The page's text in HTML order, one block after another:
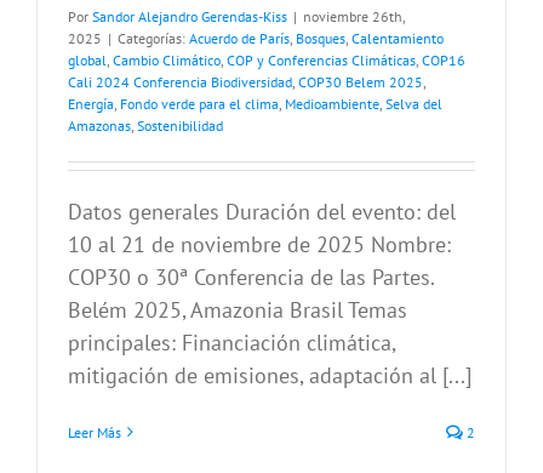
Por Sandor Alejandro Gerendas-Kiss | noviembre 26th,
2025 | Categorías: Acuerdo de París Bosques Calentamiento
global Cambio Climático COP y Conferencias Climáticas COP16
Cali 2024 Conferencia Biodiversidad COP30 Belem 2025
Energía Fondo verde para el clima Medioambiente Selva del
Amazonas Sostenibilidad
Datos generales Duración del evento: del
10 al 21 de noviembre de 2025 Nombre:
COP30 o 30ª Conferencia de las Partes.
Belém 2025, Amazonia Brasil Temas
principales: Financiación climática,
mitigación de emisiones, adaptación al [...]
Leer Más 2